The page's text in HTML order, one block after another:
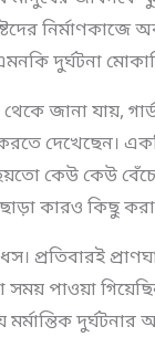
এমনকি দুর্ঘটনা
জানা যায়,
দেখেছেন।
কেউ কেউ
কারও কিছু
প্রতিবারই
পাওয়া